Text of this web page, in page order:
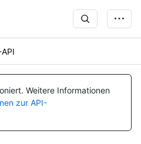
API
Weitere Informationen
zur API-